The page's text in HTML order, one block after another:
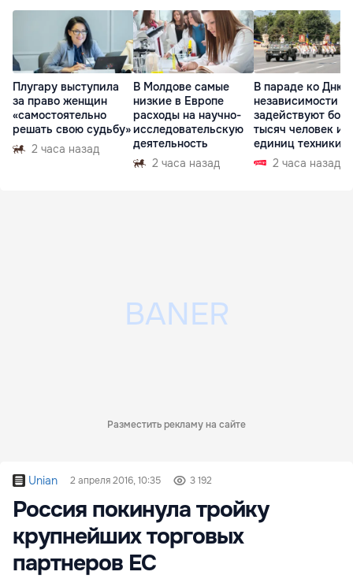
Плугару выступила
за право женщин
«самостоятельно
решать свою судьбу»
2 часа назад
В Молдове самые
низкие в Европе
расходы на научно-
исследовательскую
деятельность
2 часа назад
В параде ко Дню
независимости
задействуют
тысяч человек и
единиц техники
2 часа назад
Разместить рекламу на сайте
Unian 2 апреля 2016, 10:35 3 192
Россия покинула тройку
крупнейших торговых
партнеров ЕС